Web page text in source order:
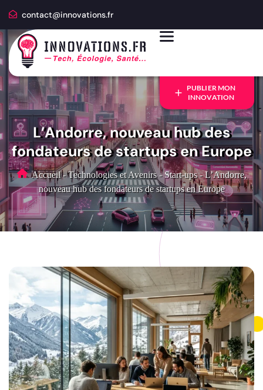
contact@innovations.fr
PUBLIER MON
INNOVATION
L’Andorre, nouveau hub des
fondateurs de startups en Europe
Accueil - Technologies et Avenirs - Start-ups - L’Andorre,
nouveau hub des fondateurs de startups en Europe